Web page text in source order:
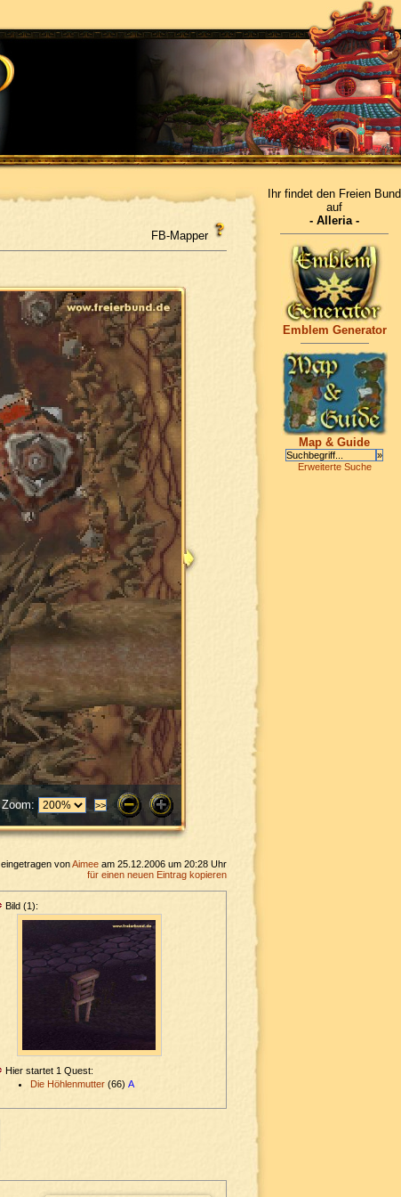
FB-Mapper
Zoom:
eingetragen vonAimee am 25.12.2006 um 20:28 Uhr
für einen neuen Eintrag kopieren
Bild (1):
Hier startet 1 Quest:
Die Höhlenmutter (66) A
Ihr findet den Freien Bund
auf
- Alleria -
Emblem Generator
Map & Guide
Erweiterte Suche